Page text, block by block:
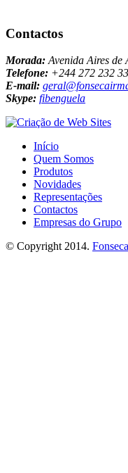
Contactos
Morada: Avenida Aires de
Telefone: +244 272 232
E-mail:
Skype: fibenguela
Início
Quem Somos
Produtos
Novidades
Representações
Contactos
Empresas do Grupo
© Copyright 2014.